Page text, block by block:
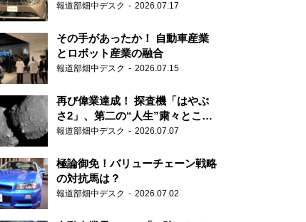
報道部畑中デスク 2026.07.17
その手があったか！ 自動車産業
とロボット産業の融合
報道部畑中デスク 2026.07.15
再び偉業達成！ 探査機「はやぶ
さ2」、第二の“人生”粛々とこな
す
報道部畑中デスク 2026.07.07
極論御免！バリューチェーン戦略
の対抗馬は？
報道部畑中デスク 2026.07.02